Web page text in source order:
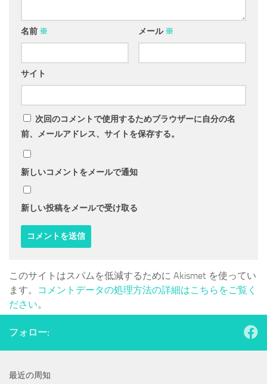
名前 ※ メール ※
サイト
次回のコメントで使用するためブラウザーに自分の名
前、メールアドレス、サイトを保存する。
新しいコメントをメールで通知
新しい投稿をメールで受け取る
このサイトはスパムを低減するために Akismet を使ってい
ます。
コメントデータの処理方法の詳細はこちらをご覧く
ださい。
フォロー:
最近の周知